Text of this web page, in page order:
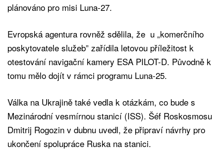
plánováno pro misi Luna-27.
Evropská agentura rovněž sdělila, že u „komerčního
poskytovatele služeb” zařídila letovou příležitost k
otestování navigační kamery ESA PILOT-D. Původně k
tomu mělo dojít v rámci programu Luna-25.
Válka na Ukrajině také vedla k otázkám, co bude s
Mezinárodní vesmírnou stanicí (ISS). Šéf Roskosmosu
Dmitrij Rogozin v dubnu uvedl, že připraví návrhy pro
ukončení spolupráce Ruska na stanici.